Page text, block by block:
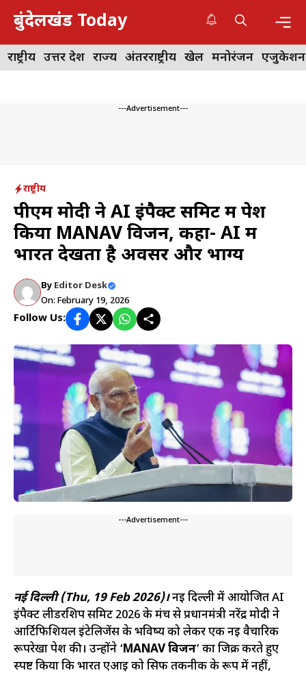
Skip
content
बुंदेलखंड Today
राष्ट्रीय उत्तर प्रदेश राज्य अंतरराष्ट्रीय खेल मनोरंजन एजुकेशन
---Advertisement---
राष्ट्रीय
पीएम मोदी ने AI इंपैक्ट समिट में पेश
किया MANAV विजन, कहा- AI में
भारत देखता है अवसर और भाग्य
By Editor Desk
On: February 19, 2026
Follow Us:
---Advertisement---
नई दिल्ली (Thu, 19 Feb 2026)।नई दिल्ली में आयोजित AI
इंपैक्ट लीडरशिप समिट 2026 के मंच से प्रधानमंत्री नरेंद्र मोदी ने
आर्टिफिशियल इंटेलिजेंस के भविष्य को लेकर एक नई वैचारिक
रूपरेखा पेश की। उन्होंने ‘MANAV विजन’ का जिक्र करते हुए
स्पष्ट किया कि भारत एआई को सिर्फ तकनीक के रूप में नहीं,